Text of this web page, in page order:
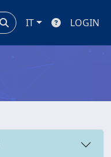
IT LOGIN